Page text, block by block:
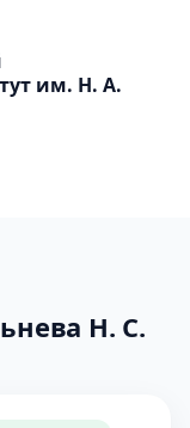
им. Н. А.
Н. С.